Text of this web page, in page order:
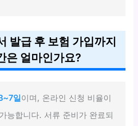
발급 후 보험 가입까지
은 얼마인가요?
일이며, 온라인 신청 비율이
능합니다. 서류 준비가 완료되